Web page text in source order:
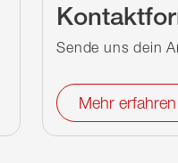
Sende uns dein
Mehr erfahren